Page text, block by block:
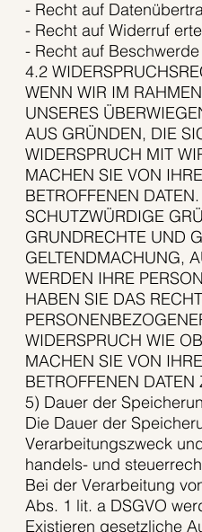
- Recht auf
- Recht auf Widerruf
- Recht auf
4.2
WENN WIR IM
UNSERES
AUS GRÜNDEN, DIE
WIDERSPRUCH MIT
MACHEN SIE VON
BETROFFENEN
SCHUTZWÜRDIGE
GRUNDRECHTE UND
GELTENDMACHUNG,
WERDEN IHRE
HABEN SIE DAS
WIDERSPRUCH WIE
MACHEN SIE VON
BETROFFENEN
5) Dauer der
Die Dauer der
Verarbeitungszweck
handels- und
Bei der Verarbeitung
Abs. 1 lit. a DSGVO
Existieren gesetzliche